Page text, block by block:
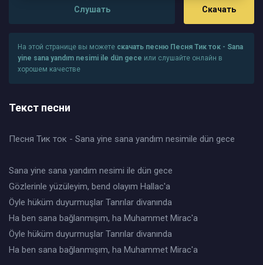
Слушать Скачать
На этой странице вы можете скачать песню Песня Тик ток - Sana
yine sana yandım nesimi ile dün gece или слушайте онлайн в
хорошем качестве
Текст песни
Песня Тик ток - Sana yine sana yandım nesimile dün gece
Sana yine sana yandım nesimi ile dün gece
Gözlerinle yüzüleyim, bend olayım Hallac'a
Öyle hüküm duyurmuşlar Tanrılar divanında
Ha ben sana bağlanmışım, ha Muhammet Mirac'a
Öyle hüküm duyurmuşlar Tanrılar divanında
Ha ben sana bağlanmışım, ha Muhammet Mirac′a